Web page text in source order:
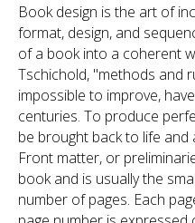
Book design is the art of
format, design, and
of a book into a coherent
Tschichold, "methods and
impossible to improve,
centuries. To produce
be brought back to life and
Front matter, or
book and is usually the
number of pages. Each